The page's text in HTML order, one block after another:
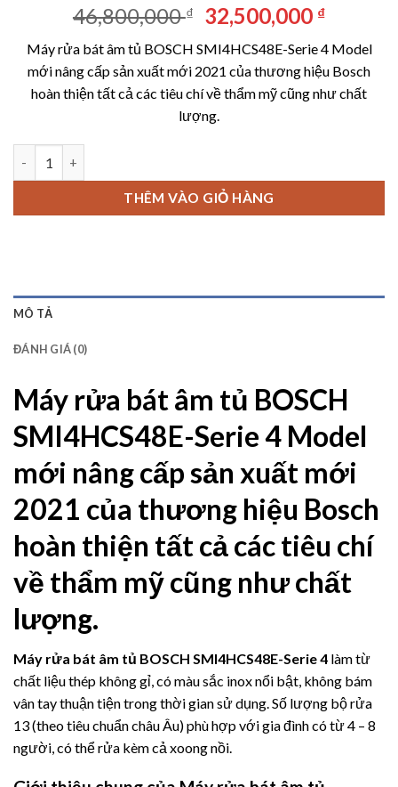
46,800,000₫
Giá
gốc
là:
46,800,000 ₫.
32,500,000 ₫Giá
tại
là:
Máy rửa bát âm tủ BOSCH SMI4HCS48E-Serie 4 Model
mới nâng cấp sản xuất mới 2021 của thương hiệu Bosch
hoàn thiện tất cả các tiêu chí về thẩm mỹ cũng như chất
lượng.
THÊM VÀO GIỎ HÀNG
MÔ TẢ
ĐÁNH GIÁ (0)
Máy rửa bát âm tủ BOSCH
SMI4HCS48E-Serie 4 Model
mới nâng cấp sản xuất mới
2021 của thương hiệu Bosch
hoàn thiện tất cả các tiêu chí
về thẩm mỹ cũng như chất
lượng.
Máy rửa bát âm tủ BOSCH SMI4HCS48E-Serie 4 làm từ
chất liệu thép không gỉ, có màu sắc inox nổi bật, không bám
vân tay thuận tiện trong thời gian sử dụng. Số lượng bộ rửa
13 (theo tiêu chuẩn châu Âu) phù hợp với gia đình có từ 4 – 8
người, có thể rửa kèm cả xoong nồi.